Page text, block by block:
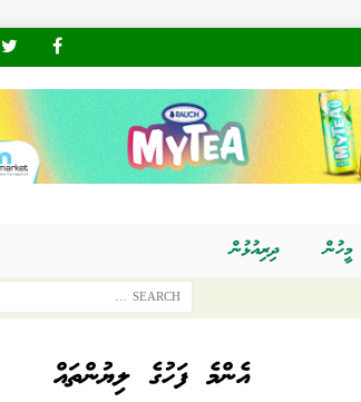
މީހުން ދިރިއުޅުން
އެންމެ ފަހުގެ ލިޔުންތައް